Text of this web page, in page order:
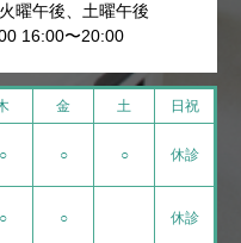
曜午後、土曜午後
16:00〜20:00
金 土 日祝
○ ○ ○ 休診
○ ○ 休診